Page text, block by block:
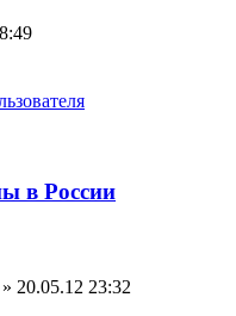
в России
» 20.05.12 23:32